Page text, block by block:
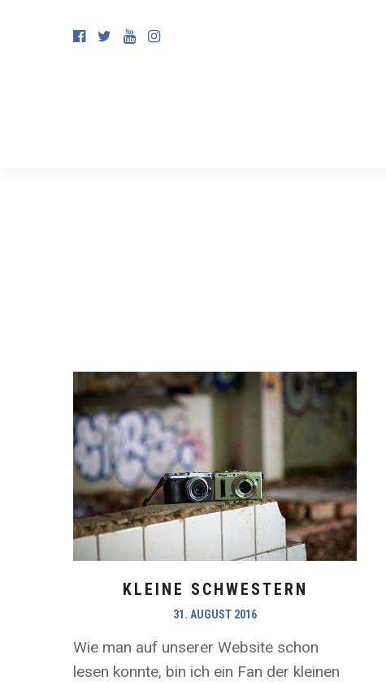
KLEINE SCHWESTERN
31. AUGUST 2016
Wie man auf unserer Website schon
lesen konnte, bin ich ein Fan der kleinen